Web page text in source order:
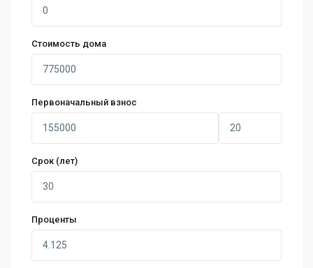
Стоимость дома
Первоначальный взнос
Срок (лет)
Проценты